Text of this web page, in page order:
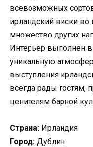
всевозможных
ирландский виски во
множество других
Интерьер выполнен в
уникальную
выступления
всегда рады гостям,
ценителям барной
Страна: Ирландия
Город: Дублин